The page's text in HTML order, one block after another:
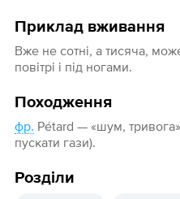
Приклад вживання
Вже не сотні, а тисяча,
повітрі і під ногами.
Походження
фр. Pétard — «шум,
пускати гази).
Розділи